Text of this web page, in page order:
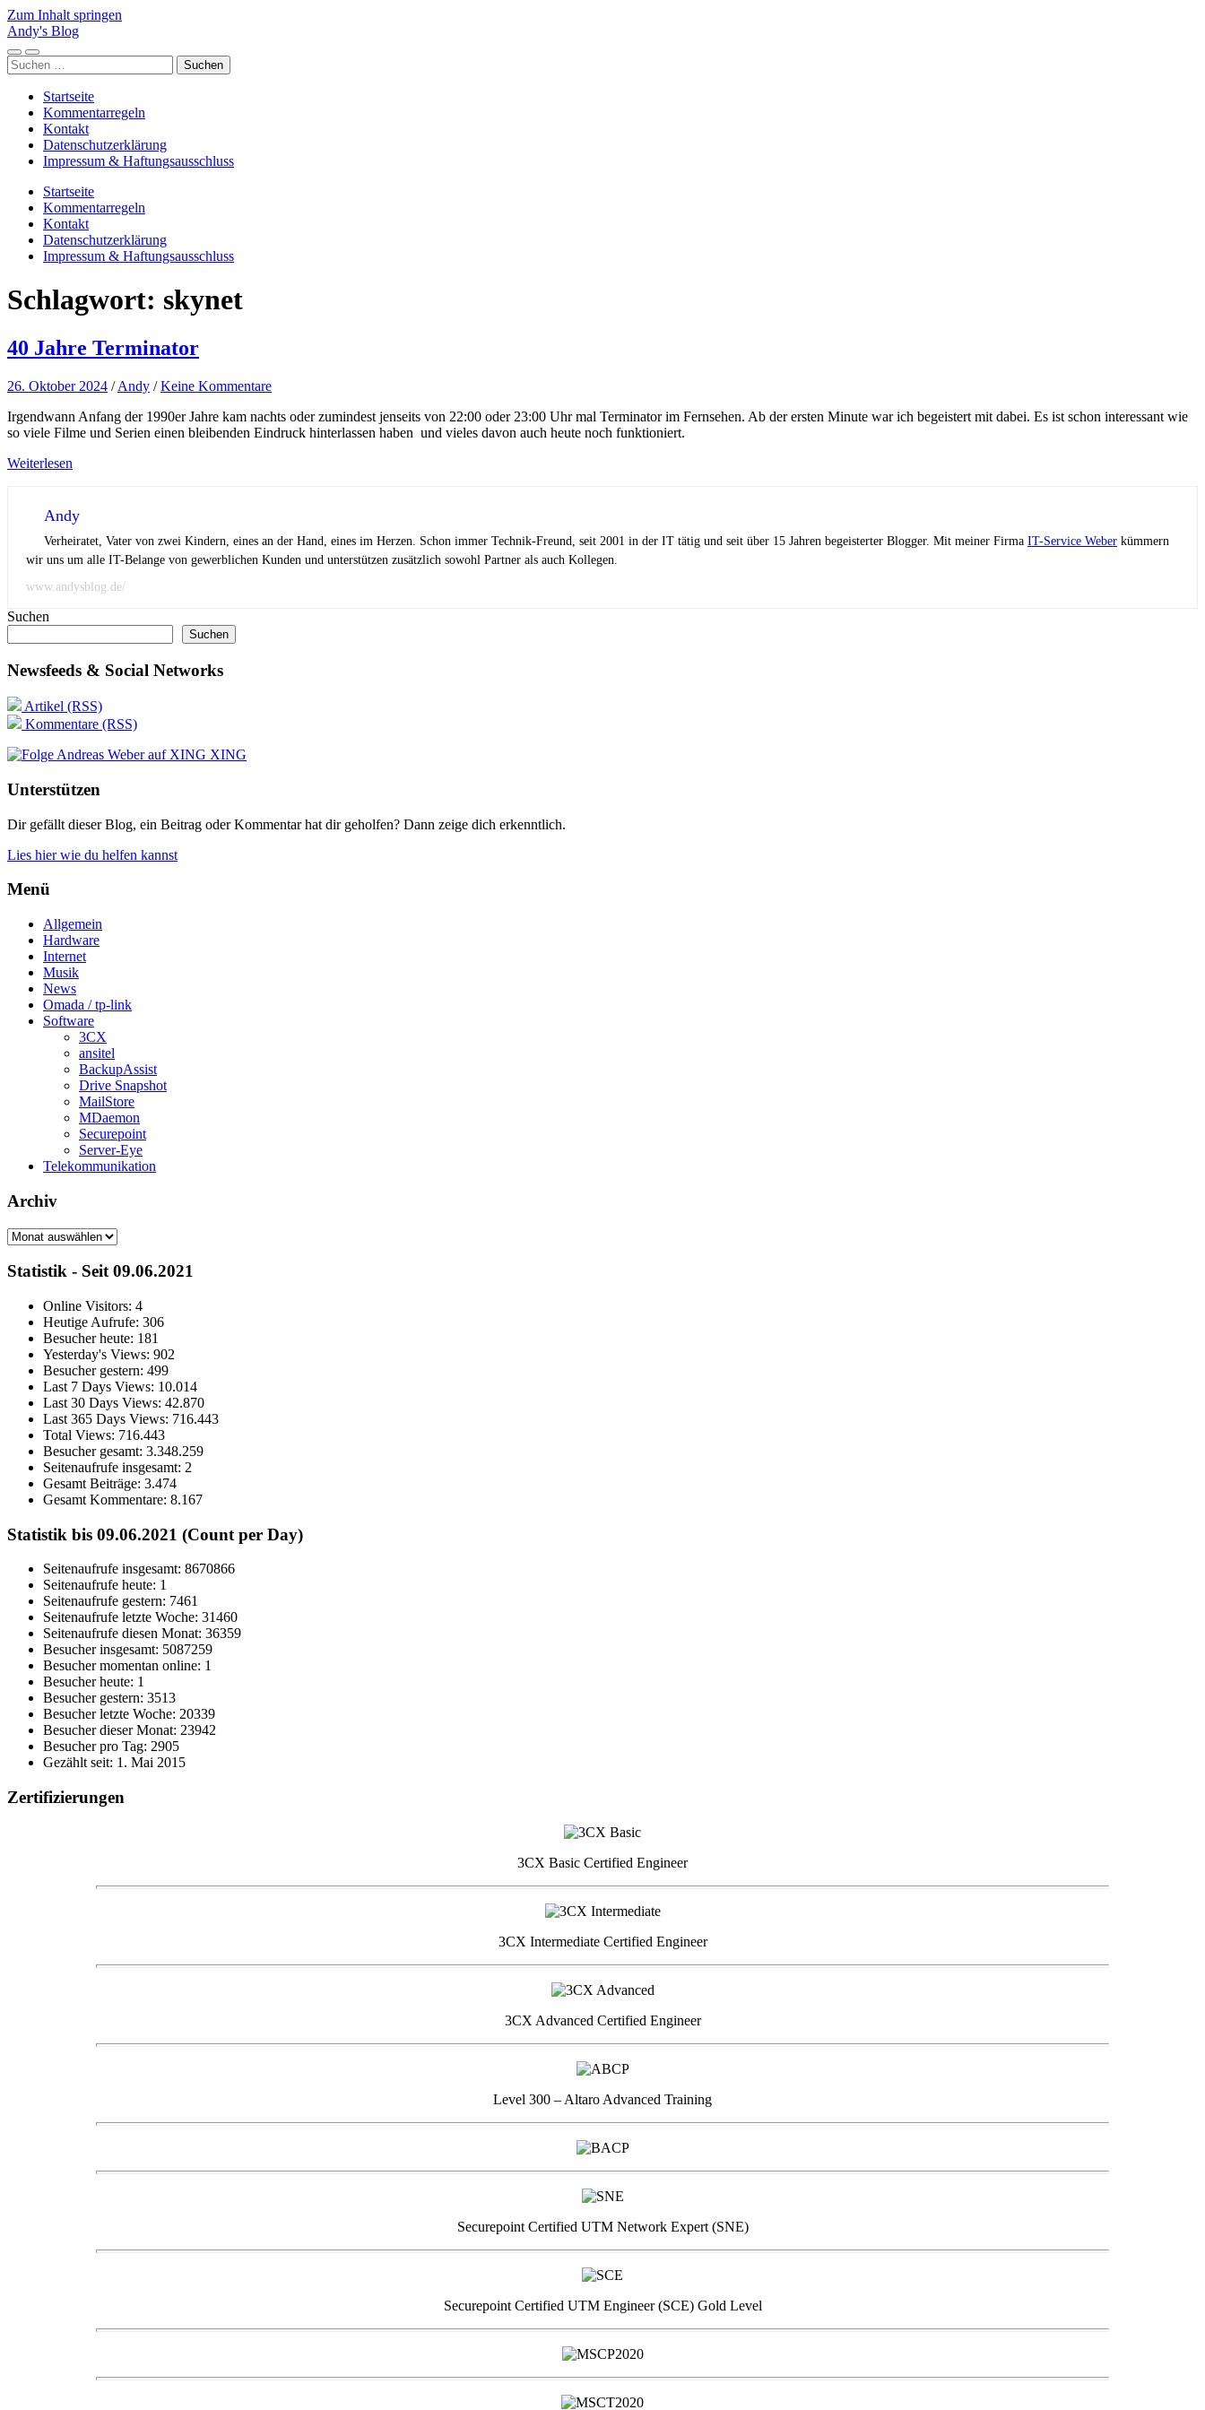
Zum Inhalt springen
Andy's Blog
Mobile-
Menü
Suchfeld
ein-/ausblenden
Suchen
nach:
Startseite
Kommentarregeln
Kontakt
Datenschutzerklärung
Impressum & Haftungsausschluss
Startseite
Kommentarregeln
Kontakt
Datenschutzerklärung
Impressum & Haftungsausschluss
Schlagwort: skynet
40 Jahre Terminator
26. Oktober 2024 /Andy /Keine Kommentare
Irgendwann Anfang der 1990er Jahre kam nachts oder zumindest jenseits von 22:00 oder 23:00 Uhr mal Terminator im Fernsehen. Ab der ersten Minute war ich begeistert mit dabei. Es ist schon interessant wie
so viele Filme und Serien einen bleibenden Eindruck hinterlassen haben und vieles davon auch heute noch funktioniert.
Weiterlesen
Andy
Verheiratet, Vater von zwei Kindern, eines an der Hand, eines im Herzen. Schon immer Technik-Freund, seit 2001 in der IT tätig und seit über 15 Jahren begeisterter Blogger. Mit meiner Firma IT-Service Weber kümmern
wir uns um alle IT-Belange von gewerblichen Kunden und unterstützen zusätzlich sowohl Partner als auch Kollegen.
www.andysblog.de/
Suchen
Suchen
Newsfeeds & Social Networks
Artikel (RSS)
Kommentare (RSS)
XING
Unterstützen
Dir gefällt dieser Blog, ein Beitrag oder Kommentar hat dir geholfen? Dann zeige dich erkenntlich.
Lies hier wie du helfen kannst
Menü
Allgemein
Hardware
Internet
Musik
News
Omada / tp-link
Software
3CX
ansitel
BackupAssist
Drive Snapshot
MailStore
MDaemon
Securepoint
Server-Eye
Telekommunikation
Archiv
Archiv
Statistik - Seit 09.06.2021
Online Visitors: 4
Heutige Aufrufe: 306
Besucher heute: 181
Yesterday's Views: 902
Besucher gestern: 499
Last 7 Days Views: 10.014
Last 30 Days Views: 42.870
Last 365 Days Views: 716.443
Total Views: 716.443
Besucher gesamt: 3.348.259
Seitenaufrufe insgesamt: 2
Gesamt Beiträge: 3.474
Gesamt Kommentare: 8.167
Statistik bis 09.06.2021 (Count per Day)
Seitenaufrufe insgesamt: 8670866
Seitenaufrufe heute: 1
Seitenaufrufe gestern: 7461
Seitenaufrufe letzte Woche: 31460
Seitenaufrufe diesen Monat: 36359
Besucher insgesamt: 5087259
Besucher momentan online: 1
Besucher heute: 1
Besucher gestern: 3513
Besucher letzte Woche: 20339
Besucher dieser Monat: 23942
Besucher pro Tag: 2905
Gezählt seit: 1. Mai 2015
Zertifizierungen
3CX Basic Certified Engineer
3CX Intermediate Certified Engineer
3CX Advanced Certified Engineer
Level 300 – Altaro Advanced Training
Securepoint Certified UTM Network Expert (SNE)
Securepoint Certified UTM Engineer (SCE) Gold Level